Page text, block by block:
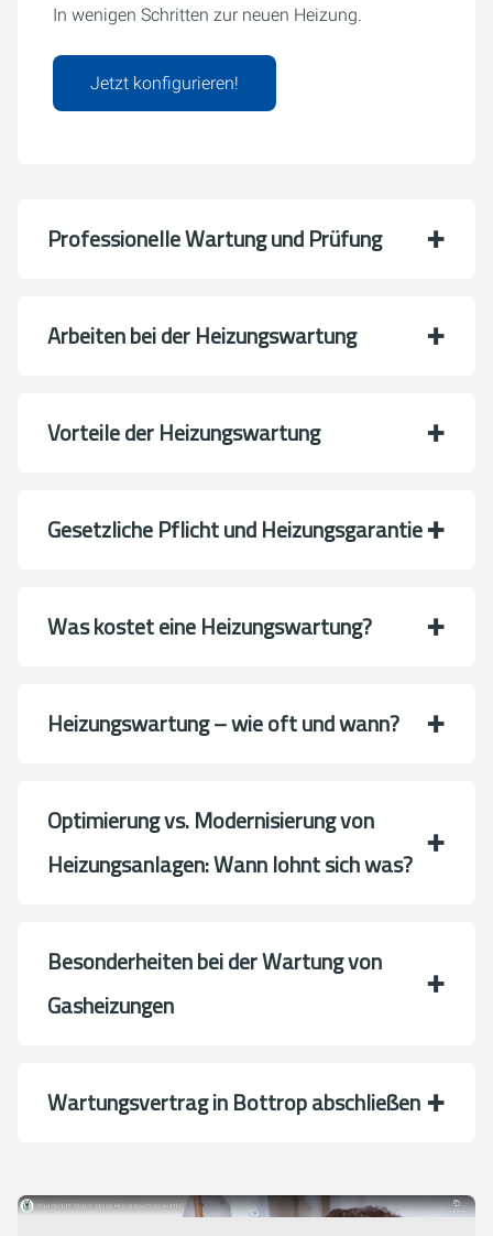
In wenigen Schritten zur neuen Heizung.
Jetzt konfigurieren!
Professionelle Wartung und Prüfung
Arbeiten bei der Heizungswartung
Vorteile der Heizungswartung
Gesetzliche Pflicht und Heizungsgarantie
Was kostet eine Heizungswartung?
Heizungswartung – wie oft und wann?
Optimierung vs. Modernisierung von
Heizungsanlagen: Wann lohnt sich was?
Besonderheiten bei der Wartung von
Gasheizungen
Wartungsvertrag in Bottrop abschließen